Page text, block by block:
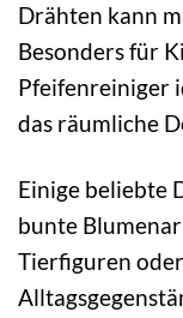
Drähten kann
Besonders für
Pfeifenreiniger
das räumliche
Einige beliebte
bunte
Tierfiguren